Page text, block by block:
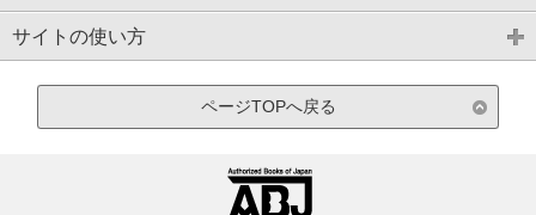
サイトの使い方
ページTOPへ戻る